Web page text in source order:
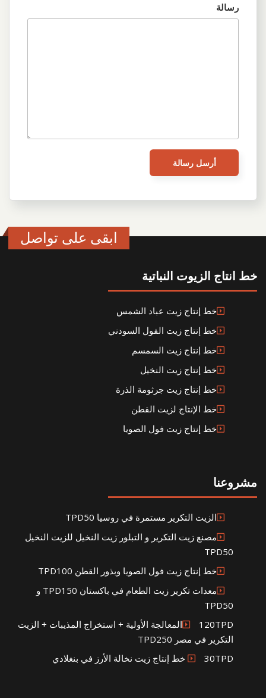
رسالة
ابقى على تواصل
خط انتاج الزيوت النباتية
خط إنتاج زيت عباد الشمس
خط إنتاج زيت الفول السودني
خط إنتاج زيت السمسم
خط إنتاج زيت النخيل
خط إنتاج زيت جرثومة الذرة
خط الإنتاج لزيت القطن
خط إنتاج زيت فول الصويا
مشروعنا
الزيت التكرير مستمرة في روسيا TPD50
مصنع زيت التكرير و التبلور زيت النخيل للزيت النخيل
TPD50
خط إنتاج زيت فول الصويا وبذور القطن TPD100
معدات تكرير زيت الطعام في باكستان TPD150 و
TPD50
120TPDالمعالجة الأولية + استخراج المذيبات + الزيت
التكرير في مصر TPD250
30TPD خط إنتاج زيت نخالة الأرز في بنغلادي